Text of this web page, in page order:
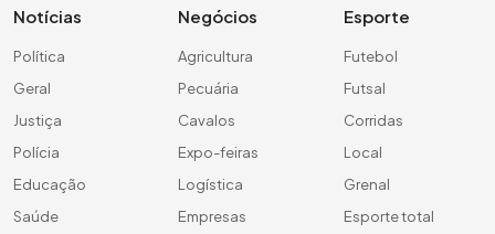
Notícias
Política
Geral
Justiça
Polícia
Educação
Saúde
Negócios
Agricultura
Pecuária
Cavalos
Expo-feiras
Logística
Empresas
Esporte
Futebol
Futsal
Corridas
Local
Grenal
Esporte total